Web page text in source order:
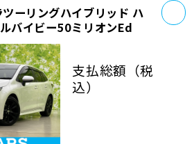
ツーリングハイブリッド ハ
バイビー50ミリオンEd
支払総額 （税
込）